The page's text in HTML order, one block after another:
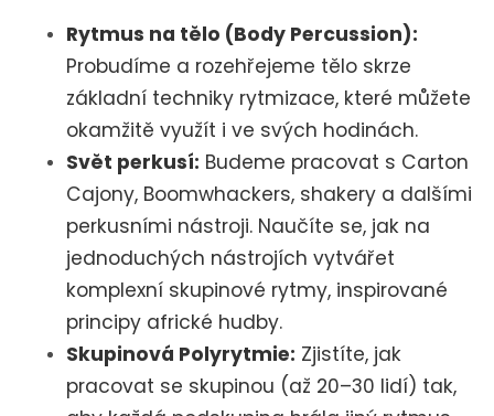
Rytmus na tělo (Body Percussion):
Probudíme a rozehřejeme tělo skrze
základní techniky rytmizace, které můžete
okamžitě využít i ve svých hodinách.
Svět perkusí: Budeme pracovat s Carton
Cajony, Boomwhackers, shakery a dalšími
perkusními nástroji. Naučíte se, jak na
jednoduchých nástrojích vytvářet
komplexní skupinové rytmy, inspirované
principy africké hudby.
Skupinová Polyrytmie: Zjistíte, jak
pracovat se skupinou (až 20–30 lidí) tak,